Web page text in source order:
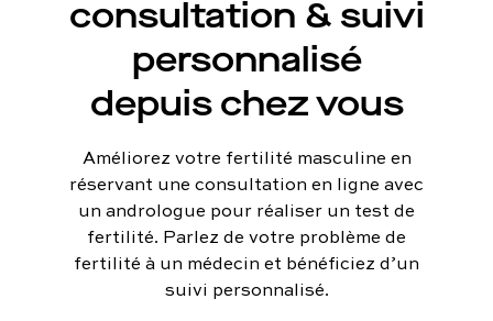
Troubles du sommeil
Fertilité masculine
Chute de cheveux
Programmes digitaux
consultation & suivi
personnalisé
depuis chez vous
Améliorez votre fertilité masculine en
réservant une consultation en ligne avec
un andrologue pour réaliser un test de
fertilité. Parlez de votre problème de
fertilité à un médecin et bénéficiez d’un
suivi personnalisé.